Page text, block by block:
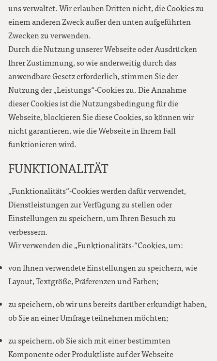
uns verwaltet. Wir erlauben Dritten nicht, die Cookies zu
einem anderen Zweck außer den unten aufgeführten
Zwecken zu verwenden.
Durch die Nutzung unserer Webseite oder Ausdrücken
Ihrer Zustimmung, so wie anderweitig durch das
anwendbare Gesetz erforderlich, stimmen Sie der
Nutzung der „Leistungs“-Cookies zu. Die Annahme
dieser Cookies ist die Nutzungsbedingung für die
Webseite, blockieren Sie diese Cookies, so können wir
nicht garantieren, wie die Webseite in Ihrem Fall
funktionieren wird.
FUNKTIONALITÄT
„Funktionalitäts“-Cookies werden dafür verwendet,
Dienstleistungen zur Verfügung zu stellen oder
Einstellungen zu speichern, um Ihren Besuch zu
verbessern.
Wir verwenden die „Funktionalitäts-“Cookies, um:
von Ihnen verwendete Einstellungen zu speichern, wie
Layout, Textgröße, Präferenzen und Farben;
zu speichern, ob wir uns bereits darüber erkundigt haben,
ob Sie an einer Umfrage teilnehmen möchten;
zu speichern, ob Sie sich mit einer bestimmten
Komponente oder Produktliste auf der Webseite